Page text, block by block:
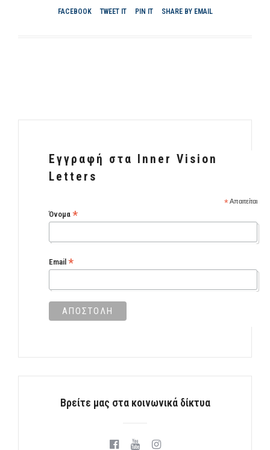
FACEBOOK TWEET IT PIN IT SHARE BY EMAIL
Εγγραφή στα Inner Vision
Letters
*Απαιτείται
Όνομα *
Email *
Βρείτε μας στα κοινωνικά δίκτυα